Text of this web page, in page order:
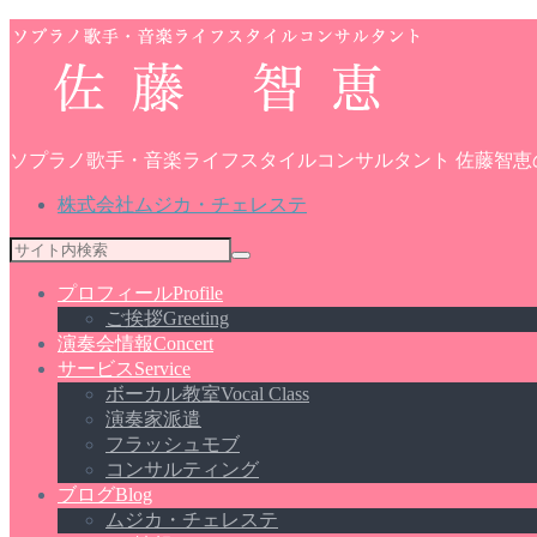
ソプラノ歌手・音楽ライフスタイルコンサルタント 佐藤智
株式会社ムジカ・チェレステ
プロフィールProfile
ご挨拶Greeting
演奏会情報Concert
サービス Service
ボーカル教室Vocal Class
演奏家派遣
フラッシュモブ
コンサルティング
ブログBlog
ムジカ・チェレステ